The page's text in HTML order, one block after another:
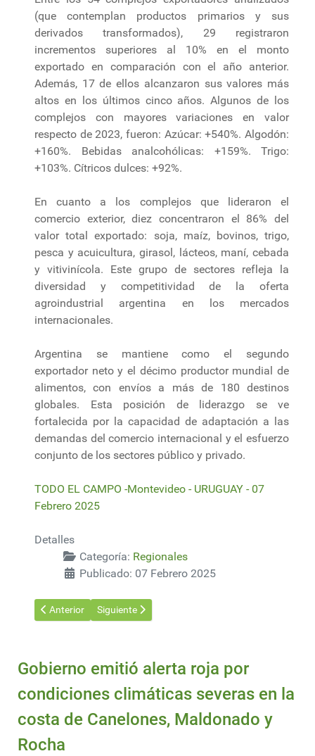
(que contemplan productos primarios y sus
derivados transformados), 29 registraron
incrementos superiores al 10% en el monto
exportado en comparación con el año anterior.
Además, 17 de ellos alcanzaron sus valores más
altos en los últimos cinco años. Algunos de los
complejos con mayores variaciones en valor
respecto de 2023, fueron: Azúcar: +540%. Algodón:
+160%. Bebidas analcohólicas: +159%. Trigo:
+103%. Cítricos dulces: +92%.
En cuanto a los complejos que lideraron el
comercio exterior, diez concentraron el 86% del
valor total exportado: soja, maíz, bovinos, trigo,
pesca y acuicultura, girasol, lácteos, maní, cebada
y vitivinícola. Este grupo de sectores refleja la
diversidad y competitividad de la oferta
agroindustrial argentina en los mercados
internacionales.
Argentina se mantiene como el segundo
exportador neto y el décimo productor mundial de
alimentos, con envíos a más de 180 destinos
globales. Esta posición de liderazgo se ve
fortalecida por la capacidad de adaptación a las
demandas del comercio internacional y el esfuerzo
conjunto de los sectores público y privado.
TODO EL CAMPO -Montevideo - URUGUAY - 07
Febrero 2025
Detalles
Categoría: Regionales
Publicado: 07 Febrero 2025
Artículo anterior: El fuego en la Patagonia se propaga por tres
Anterior Artículo siguiente: Arroyo de Buenos Aires que
Siguiente
Gobierno emitió alerta roja por
condiciones climáticas severas en la
costa de Canelones, Maldonado y
Rocha